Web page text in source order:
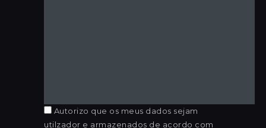
Autorizo que os meus dados sejam
utilzador e armazenados de acordo com